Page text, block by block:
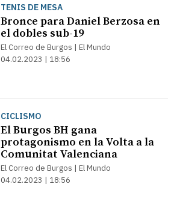
TENIS DE MESA
Bronce para Daniel Berzosa en
el dobles sub-19
El Correo de Burgos | El Mundo
04.02.2023 | 18:56
CICLISMO
El Burgos BH gana
protagonismo en la Volta a la
Comunitat Valenciana
El Correo de Burgos | El Mundo
04.02.2023 | 18:56